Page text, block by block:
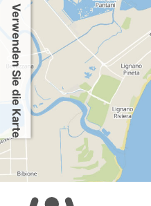
Verwenden Sie die Karte